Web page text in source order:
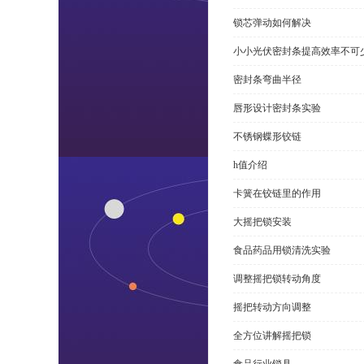
锁芯弹动如何解决
小小光伏密封条提高效率不可
密封条弯曲半径
唇形设计密封条实验
不锈钢蝶形铰链
h值介绍
卡簧在铰链里的作用
大摇把锁安装
食品药品用锁清洗实验
调整摇把锁转动角度
摇把转动方向调整
全方位讲解摇把锁